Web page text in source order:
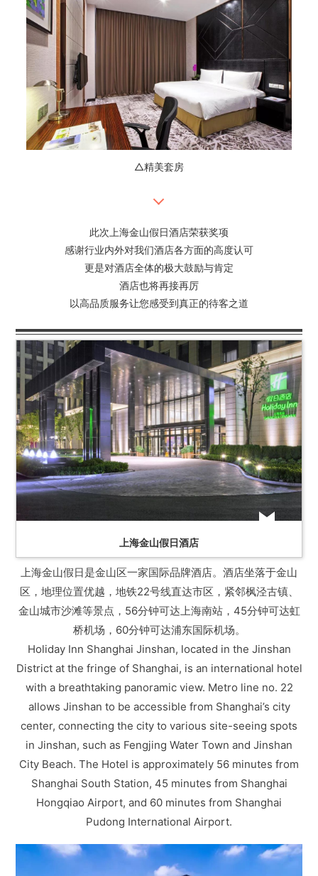
△精美套房
此次上海金山假日酒店荣获奖项
感谢行业内外对我们酒店各方面的高度认可
更是对酒店全体的极大鼓励与肯定
酒店也将再接再厉
以高品质服务让您感受到真正的待客之道
上海金山假日酒店
上海金山假日是金山区一家国际品牌酒店。酒店坐落于金山
区，地理位置优越，地铁22号线直达市区，紧邻枫泾古镇、
金山城市沙滩等景点，56分钟可达上海南站，45分钟可达虹
桥机场，60分钟可达浦东国际机场。
Holiday Inn Shanghai Jinshan, located in the Jinshan
District at the fringe of Shanghai, is an international hotel
with a breathtaking panoramic view. Metro line no. 22
allows Jinshan to be accessible from Shanghai’s city
center, connecting the city to various site-seeing spots
in Jinshan, such as Fengjing Water Town and Jinshan
City Beach. The Hotel is approximately 56 minutes from
Shanghai South Station, 45 minutes from Shanghai
Hongqiao Airport, and 60 minutes from Shanghai
Pudong International Airport.